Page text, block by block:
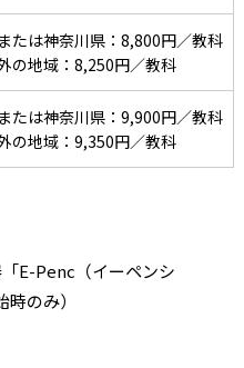
たは神奈川県：8,800円／教科
の地域：8,250円／教科
たは神奈川県：9,900円／教科
の地域：9,350円／教科
E-Penc（イーペンシ
のみ）